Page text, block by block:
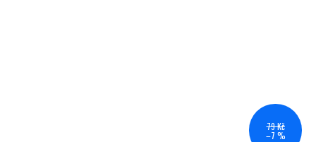
79 Kč
–7 %